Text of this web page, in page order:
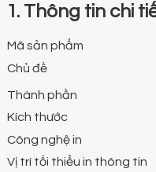
1. Thông tin chi
Mã sản phẩm
Chủ đề
Thành phần
Kích thước
Công nghệ in
Vị trí tối thiểu in thông tin